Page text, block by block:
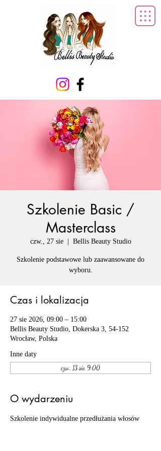
Szkolenie Basic /
Masterclass
czw., 27 sie
  |
Bellis Beauty Studio
Szkolenie podstawowe lub zaawansowane do
wyboru.
Czas i lokalizacja
27 sie 2026, 09:00 – 15:00
Bellis Beauty Studio, Dokerska 3, 54-152
Wrocław, Polska
Inne daty
czw., 13 sie, 9:00
O wydarzeniu
Szkolenie indywidualne przedłużania włosów